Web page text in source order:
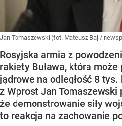
Jan Tomaszewski (fot. Mateusz Baj /
Rosyjska armia z
rakiety Buława, która może
jądrowe na odległość 8
z Wprost Jan Tomaszewski
że demonstrowanie siły
to reakcja na zachowanie